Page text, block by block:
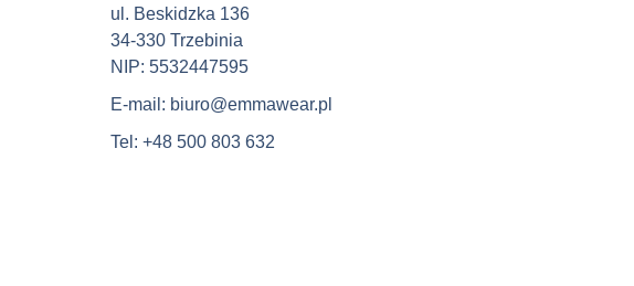
ul. Beskidzka 136
34-330 Trzebinia
NIP: 5532447595
E-mail: biuro@emmawear.pl
Tel: +48 500 803 632